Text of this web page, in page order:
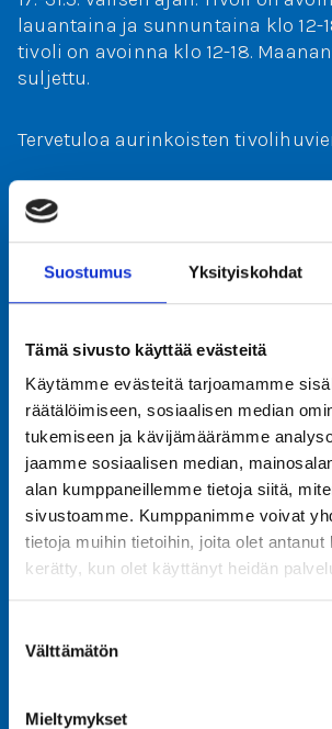
Suostumus Yksityiskohdat
Tämä sivusto käyttää evästeitä
Käytämme evästeitä tarjoamamme
räätälöimiseen, sosiaalisen median
tukemiseen ja kävijämäärämme
jaamme sosiaalisen median,
alan kumppaneillemme tietoja siitä,
sivustoamme. Kumppanimme voivat
tietoja muihin tietoihin, joita olet antanut
kerätty, kun olet käyttänyt heidän
valinta
Välttämätön
Mieltymykset
lauantaina ja sunnuntaina klo 12-
tivoli on avoinna klo 12-18.
suljettu.
Tervetuloa aurinkoisten